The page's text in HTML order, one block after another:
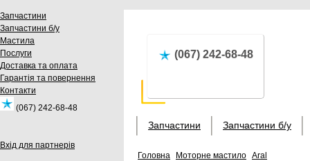
Запчастини
Запчастини б/у
Мастила
Послуги
Доставка та оплата
Гарантія та повернення
Контакти
(067) 242-68-48
Вхід для партнерів
(067) 242-68-48
Запчастини Запчастини б/у
Головна Моторне мастило Aral